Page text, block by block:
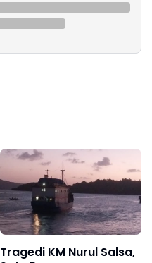
Tragedi KM Nurul Salsa,